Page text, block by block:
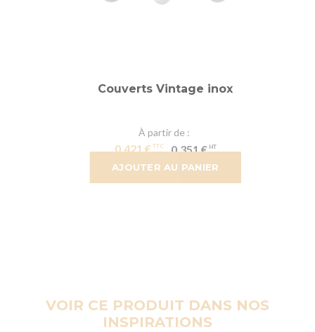
AJOUTER AU PANIER
Couverts Vintage inox
À partir de
0,421 € 0,351 €
VOIR CE PRODUIT DANS NOS
INSPIRATIONS